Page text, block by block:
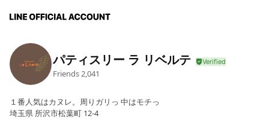
パティスリー ラ リベルテ
Friends 2,041
１番人気はカヌレ。周りガリっ 中はモチっ
埼玉県 所沢市松葉町 12-4